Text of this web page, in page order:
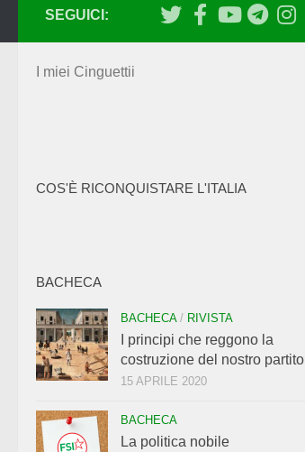
SEGUICI:
I miei Cinguettii
COS'È RICONQUISTARE L'ITALIA
BACHECA
BACHECA/ RIVISTA
I principi che reggono la
costruzione del nostro partito
15 APRILE 2020
BACHECA
La politica nobile